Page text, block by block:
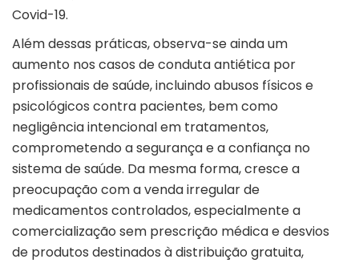
Covid-19.
Além dessas práticas, observa-se ainda um
aumento nos casos de conduta antiética por
profissionais de saúde, incluindo abusos físicos e
psicológicos contra pacientes, bem como
negligência intencional em tratamentos,
comprometendo a segurança e a confiança no
sistema de saúde. Da mesma forma, cresce a
preocupação com a venda irregular de
medicamentos controlados, especialmente a
comercialização sem prescrição médica e desvios
de produtos destinados à distribuição gratuita,